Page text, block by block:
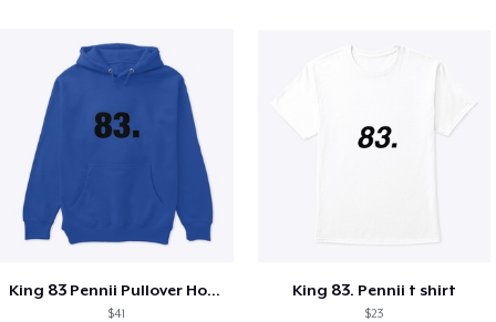
King 83 Pennii Pullover Hoodie
$41
King 83. Pennii t shirt
$23